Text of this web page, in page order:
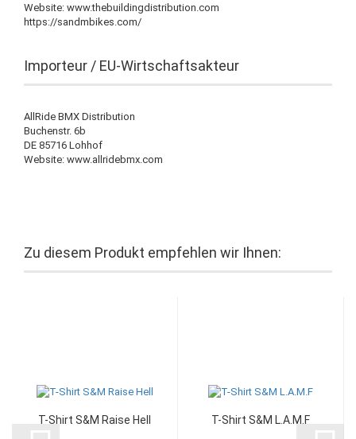
Website: www.thebuildingdistribution.com
https://sandmbikes.com/
Importeur / EU-Wirtschaftsakteur
AllRide BMX Distribution
Buchenstr. 6b
DE 85716 Lohhof
Website: www.allridebmx.com
Zu diesem Produkt empfehlen wir Ihnen:
T-Shirt S&M Raise Hell T-Shirt S&M L.A.M.F